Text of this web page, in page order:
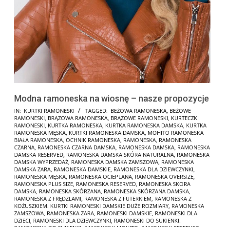
Modna ramoneska na wiosnę – nasze propozycje
2025-
01-
30
IN: KURTKI RAMONESKI TAGGED: BEŻOWA RAMONESKA, BEŻOWE
RAMONESKI, BRĄZOWA RAMONESKA, BRĄZOWE RAMONESKI, KURTECZKI
RAMONESKI, KURTKA RAMONESKA, KURTKA RAMONESKA DAMSKA, KURTKA
RAMONESKA MĘSKA, KURTKI RAMONESKA DAMSKA, MOHITO RAMONESKA
BIAŁA RAMONESKA, OCHNIK RAMONESKA, RAMONESKA, RAMONESKA
CZARNA, RAMONESKA CZARNA DAMSKA, RAMONESKA DAMSKA, RAMONESKA
DAMSKA RESERVED, RAMONESKA DAMSKA SKÓRA NATURALNA, RAMONESKA
DAMSKA WYPRZEDAŻ, RAMONESKA DAMSKA ZAMSZOWA, RAMONESKA
DAMSKA ZARA, RAMONESKA DAMSKIE, RAMONESKA DLA DZIEWCZYNKI,
RAMONESKA MĘSKA, RAMONESKA OCIEPLANA, RAMONESKA OVERSIZE,
RAMONESKA PLUS SIZE, RAMONESKA RESERVED, RAMONESKA SKORA
DAMSKA, RAMONESKA SKÓRZANA, RAMONESKA SKÓRZANA DAMSKA,
RAMONESKA Z FRĘDZLAMI, RAMONESKA Z FUTERKIEM, RAMONESKA Z
KOŻUSZKIEM. KURTKI RAMONESKI DAMSKIE DUŻE ROZMIARY, RAMONESKA
ZAMSZOWA, RAMONESKA ZARA, RAMONESKI DAMSKIE, RAMONESKI DLA
DZIECI, RAMONESKI DLA DZIEWCZYNKI, RAMONESKI DO SUKIENKI.